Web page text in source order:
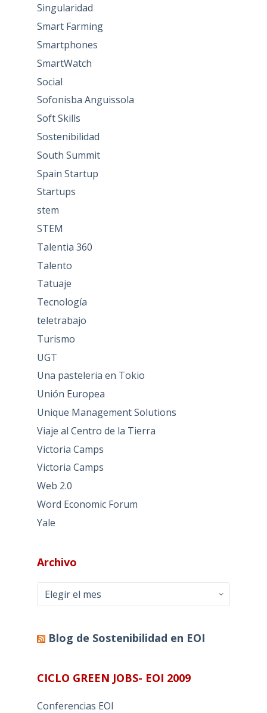
Singularidad
Smart Farming
Smartphones
SmartWatch
Social
Sofonisba Anguissola
Soft Skills
Sostenibilidad
South Summit
Spain Startup
Startups
stem
STEM
Talentia 360
Talento
Tatuaje
Tecnología
teletrabajo
Turismo
UGT
Una pasteleria en Tokio
Unión Europea
Unique Management Solutions
Viaje al Centro de la Tierra
Victoria Camps
Victoria Camps
Web 2.0
Word Economic Forum
Yale
Archivo
Archivo
Blog de Sostenibilidad en EOI
CICLO GREEN JOBS- EOI 2009
Conferencias EOI